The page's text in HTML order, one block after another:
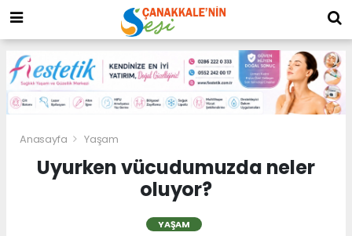
Anasayfa Yaşam
Uyurken vücudumuzda neler
oluyor?
YAŞAM